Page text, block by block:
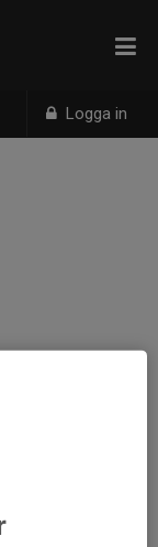
Logga in